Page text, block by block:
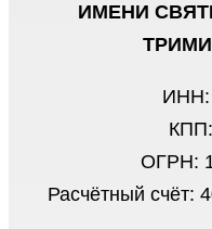
ИМЕНИ
ИНН:
ОГРН:
Расчётный счёт: